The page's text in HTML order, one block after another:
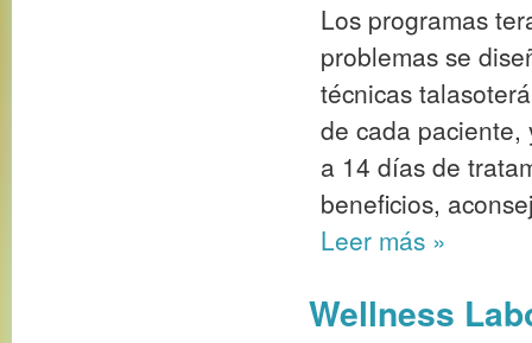
Los programas
problemas se
técnicas
de cada
a 14 días de
beneficios,
Leer más »
Wellness